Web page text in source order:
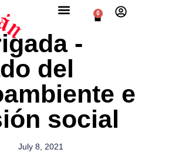
0
-
del
e
social
July 8, 2021